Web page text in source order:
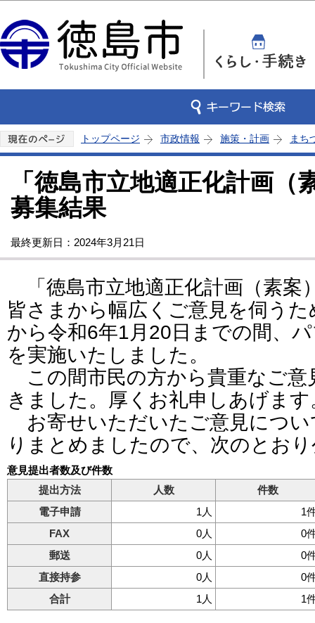
トップページ 市政情報 施策・計画 まち
「徳島市立地適正化計画（
募集結果
最終更新日：2024年3月21日
「徳島市立地適正化計画（素案
皆さまから幅広くご意見を伺う
から令和6年1月20日までの間、
を実施いたしました。
この間市民の方から貴重なご意
きました。厚くお礼申しあげます
お寄せいただいたご意見につい
りまとめましたので、次のとお
意見提出者数及び件数
提出方法
人数
件数
電子申請
1人
1
FAX
0人
0
郵送
0人
0
直接持参
0人
0
合計
1人 1